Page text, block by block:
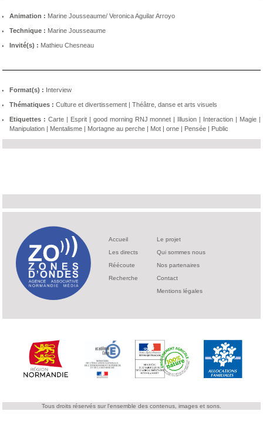
Animation : Marine Jousseaume/ Veronica Aguilar Arroyo
Technique : Marine Jousseaume
Invité(s) : Mathieu Chesneau
Format(s) : Interview
Thématiques : Culture et divertissement | Théâtre, danse et arts visuels
Etiquettes : Carte| Esprit| good morning RNJ monnet | Illusion | Interaction | Magie |
Manipulation | Mentalisme | Mortagne au perche | Mot | orne | Pensée | Public
Accueil
Les directs
Réécoute
Recherche
Le projet
Qui sommes nous
Nos partenaires
Contact
Mentions légales
Tous droits réservés sur l'ensemble des contenus, images et sons.